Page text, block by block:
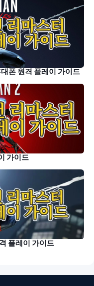
폰 원격 플레이 가이드
가이드
플레이 가이드